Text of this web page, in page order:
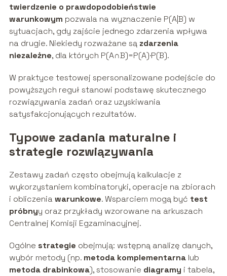
twierdzenie o prawdopodobieństwie
warunkowym pozwala na wyznaczenie P(A|B) w
sytuacjach, gdy zajście jednego zdarzenia wpływa
na drugie. Niekiedy rozważane są zdarzenia
niezależne, dla których P(A∩B)=P(A)·P(B).
W praktyce testowej spersonalizowane podejście do
powyższych reguł stanowi podstawę skutecznego
rozwiązywania zadań oraz uzyskiwania
satysfakcjonujących rezultatów.
Typowe zadania maturalne i
strategie rozwiązywania
Zestawy zadań często obejmują kalkulacje z
wykorzystaniem kombinatoryki, operacje na zbiorach
i obliczeniawarunkowe. Wsparciem mogą być test
próbnyy oraz przykłady wzorowane na arkuszach
Centralnej Komisji Egzaminacyjnej.
Ogólne strategie obejmują: wstępną analizę danych,
wybór metody (np. metoda komplementarnalub
metoda drabinkowa), stosowanie diagramy i tabela,